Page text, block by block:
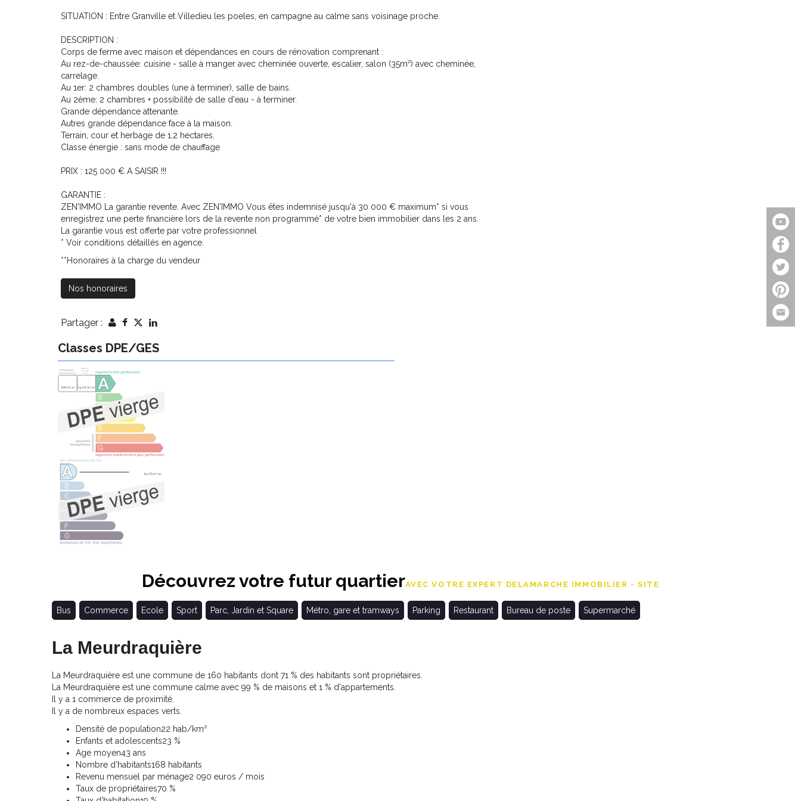
SITUATION : Entre Granville et Villedieu les poeles, en campagne au calme sans voisinage proche.
DESCRIPTION :
Corps de ferme avec maison et dépendances en cours de rénovation comprenant :
Au rez-de-chaussée: cuisine - salle à manger avec cheminée ouverte, escalier, salon (35m²) avec cheminée,
carrelage.
Au 1er: 2 chambres doubles (une à terminer), salle de bains.
Au 2ème: 2 chambres + possibilité de salle d'eau - à terminer.
Grande dépendance attenante.
Autres grande dépendance face à la maison.
Terrain, cour et herbage de 1,2 hectares.
Classe énergie : sans mode de chauffage
PRIX : 125 000 € A SAISIR !!!
GARANTIE :
ZEN'IMMO La garantie revente. Avec ZEN'IMMO Vous êtes indemnisé jusqu'à 30 000 € maximum* si vous
enregistrez une perte financière lors de la revente non programmé* de votre bien immobilier dans les 2 ans.
La garantie vous est offerte par votre professionnel
* Voir conditions détaillés en agence.
**Honoraires à la charge du vendeur
Nos honoraires
Partager :
Classes DPE/GES
Découvrez votre futur quartierAVEC VOTRE EXPERT DELAMARCHE IMMOBILIER - SITE
Bus Commerce Ecole Sport Parc, Jardin et Square Métro, gare et tramways Parking Restaurant Bureau de poste Supermarché
La Meurdraquière
La Meurdraquière est une commune de 160 habitants dont 71 % des habitants sont propriétaires.
La Meurdraquière est une commune calme avec 99 % de maisons et 1 % d'appartements.
Il y a 1 commerce de proximité.
Il y a de nombreux espaces verts.
Densité de population22 hab/km²
Enfants et adolescents23 %
Age moyen43 ans
Nombre d'habitants168 habitants
Revenu mensuel par ménage2 090 euros / mois
Taux de propriétaires70 %